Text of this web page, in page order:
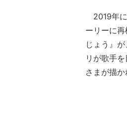
2019年に
ーリーに
じょう』
リが歌手
さまが描か
ジカルに
が、声優